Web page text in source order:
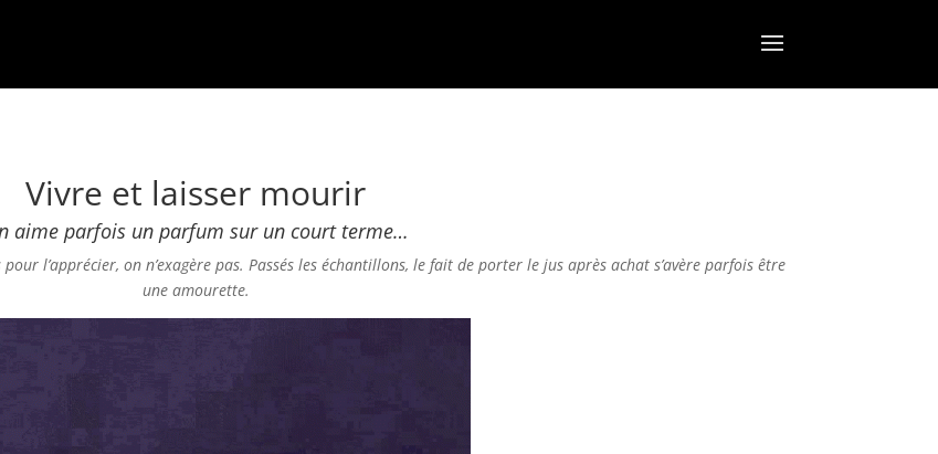
Vivre et laisser mourir
aime parfois un parfum sur un court terme…
l’apprécier, on n’exagère pas. Passés les échantillons, le fait de porter le jus après achat s’avère parfois être
une amourette.